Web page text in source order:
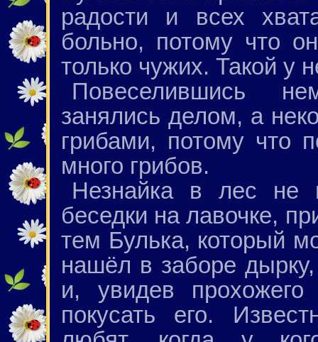
радости и всех
больно, потому что
только чужих. Такой у
Повеселившись
занялись делом, а
грибами, потому что
много грибов.
Незнайка в лес не
беседки на лавочке,
тем Булька, который
нашёл в заборе
и, увидев
покусать его.